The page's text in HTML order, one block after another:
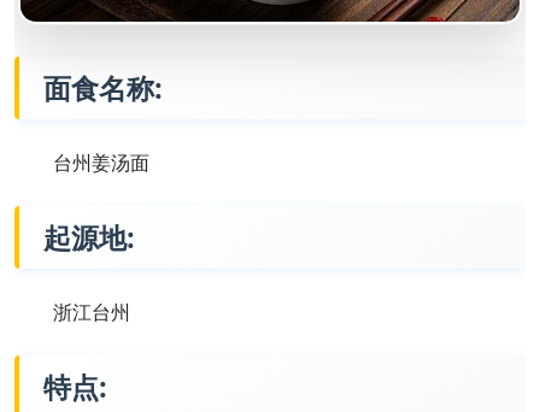
面食名称:
台州姜汤面
起源地:
浙江台州
特点: